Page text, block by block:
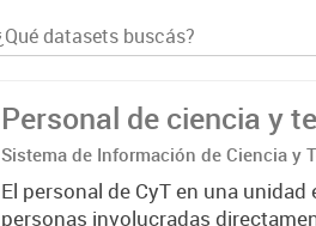
Personal de ciencia y
Sistema de Información de Ciencia y
El personal de CyT en una
personas involucradas